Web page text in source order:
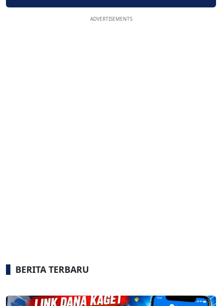
ADVERTISEMENTS
BERITA TERBARU